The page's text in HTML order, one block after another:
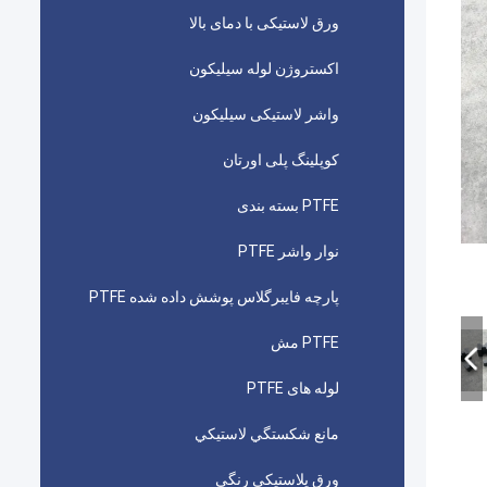
ورق لاستیکی با دمای بالا
اکستروژن لوله سیلیکون
واشر لاستیکی سیلیکون
کوپلینگ پلی اورتان
PTFE بسته بندی
نوار واشر PTFE
پارچه فایبرگلاس پوشش داده شده PTFE
PTFE مش
لوله های PTFE
مانع شكستگي لاستيكي
ورق پلاستیکی رنگی